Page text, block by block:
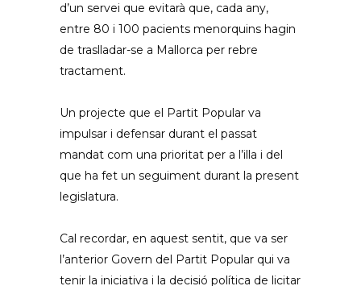
d’un servei que evitarà que, cada any,
entre 80 i 100 pacients menorquins hagin
de traslladar-se a Mallorca per rebre
tractament.
Un projecte que el Partit Popular va
impulsar i defensar durant el passat
mandat com una prioritat per a l’illa i del
que ha fet un seguiment durant la present
legislatura.
Cal recordar, en aquest sentit, que va ser
l’anterior Govern del Partit Popular qui va
tenir la iniciativa i la decisió política de licitar